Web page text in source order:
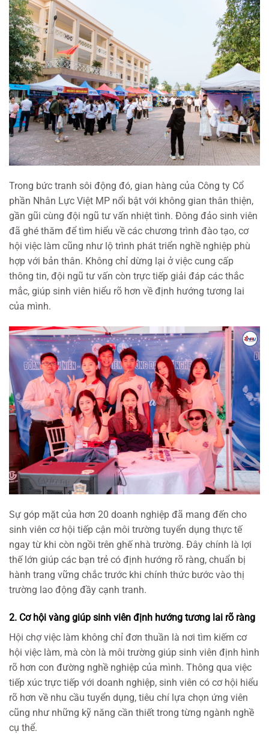
Trong bức tranh sôi động đó, gian hàng của Công ty Cổ
phần Nhân Lực Việt MP nổi bật với không gian thân thiện,
gần gũi cùng đội ngũ tư vấn nhiệt tình. Đông đảo sinh viên
đã ghé thăm để tìm hiểu về các chương trình đào tạo, cơ
hội việc làm cũng như lộ trình phát triển nghề nghiệp phù
hợp với bản thân. Không chỉ dừng lại ở việc cung cấp
thông tin, đội ngũ tư vấn còn trực tiếp giải đáp các thắc
mắc, giúp sinh viên hiểu rõ hơn về định hướng tương lai
của mình.
Sự góp mặt của hơn 20 doanh nghiệp đã mang đến cho
sinh viên cơ hội tiếp cận môi trường tuyển dụng thực tế
ngay từ khi còn ngồi trên ghế nhà trường. Đây chính là lợi
thế lớn giúp các bạn trẻ có định hướng rõ ràng, chuẩn bị
hành trang vững chắc trước khi chính thức bước vào thị
trường lao động đầy cạnh tranh.
2. Cơ hội vàng giúp sinh viên định hướng tương lai rõ ràng
Hội chợ việc làm không chỉ đơn thuần là nơi tìm kiếm cơ
hội việc làm, mà còn là môi trường giúp sinh viên định hình
rõ hơn con đường nghề nghiệp của mình. Thông qua việc
tiếp xúc trực tiếp với doanh nghiệp, sinh viên có cơ hội hiểu
rõ hơn về nhu cầu tuyển dụng, tiêu chí lựa chọn ứng viên
cũng như những kỹ năng cần thiết trong từng ngành nghề
cụ thể.